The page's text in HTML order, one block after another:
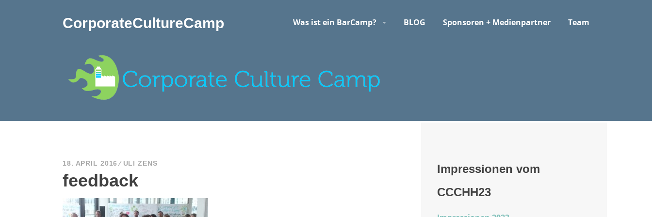
CorporateCultureCamp Was ist ein BarCamp? BLOG Sponsoren + Medienpartner Team
18. APRIL 2016 ULI ZENS
feedback
Impressionen vom
CCCHH23